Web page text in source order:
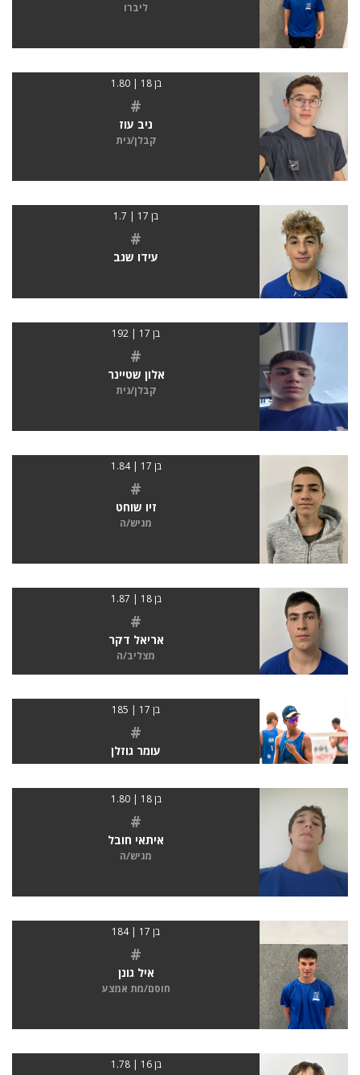
ליברו
בן 18 | 1.80
#
ניב עוז
קבלן/נית
בן 17 | 1.7
#
עידו שגב
בן 17 | 192
#
אלון שטיינר
קבלן/נית
בן 17 | 1.84
#
זיו שוחט
מגיש/ה
בן 18 | 1.87
#
אריאל דקר
מצליב/ה
בן 17 | 185
#
עומר גוזלן
בן 18 | 1.80
#
איתאי חובל
מגיש/ה
בן 17 | 184
#
איל גונן
חוסם/מת אמצע
בן 16 | 1.78